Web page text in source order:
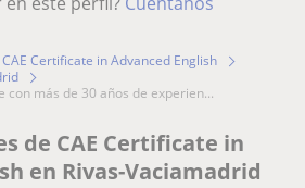
CAE Certificate in Advanced English
con más de 30 años de experien...
de CAE Certificate in
en Rivas-Vaciamadrid